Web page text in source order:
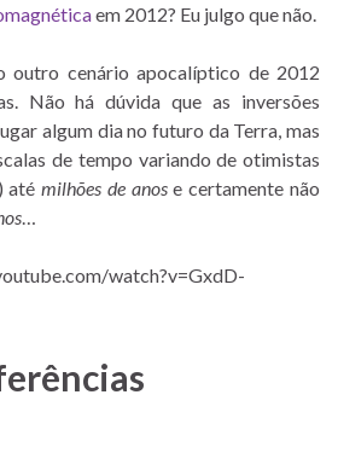
em 2012? Eu julgo que não.
outro cenário apocalíptico de 2012
Não há dúvida que as inversões
algum dia no futuro da Terra, mas
de tempo variando de otimistas
atémilhões de anose certamente não
watch?v=GxdD-